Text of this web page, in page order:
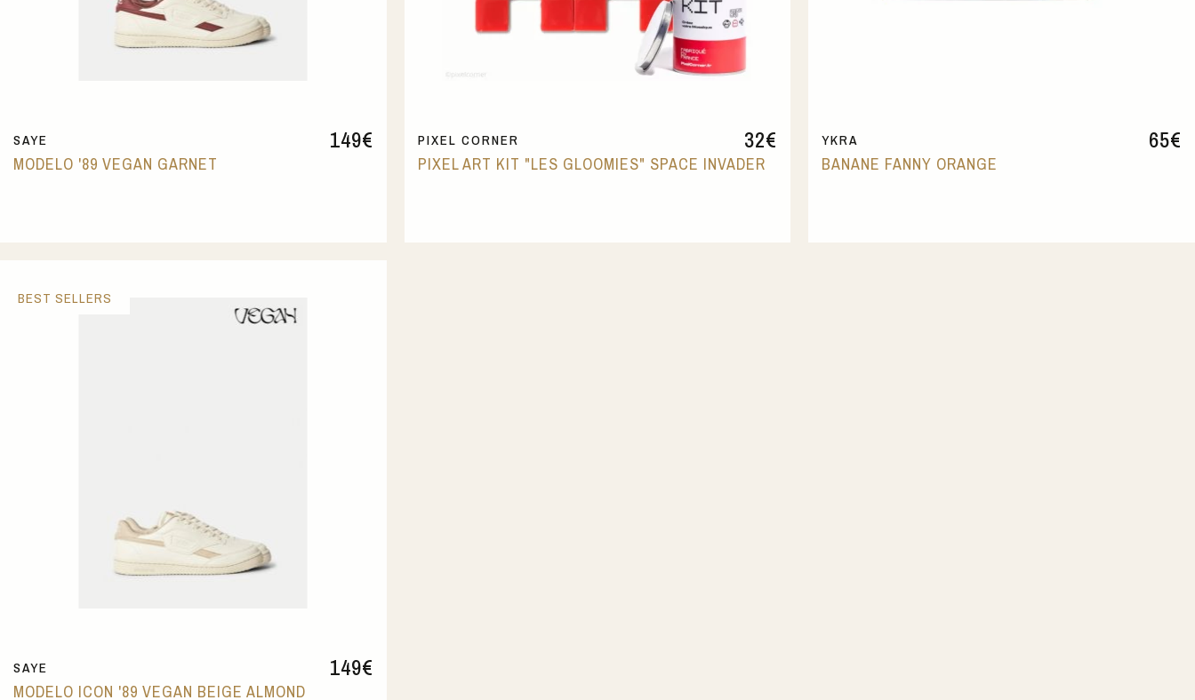
149€
SAYE
MODELO '89 VEGAN GARNET
32€
PIXEL CORNER
PIXEL ART KIT "LES GLOOMIES" SPACE INVADER
65€
YKRA
BANANE FANNY ORANGE
149€
SAYE
MODELO ICON '89 VEGAN BEIGE ALMOND
BEST SELLERS